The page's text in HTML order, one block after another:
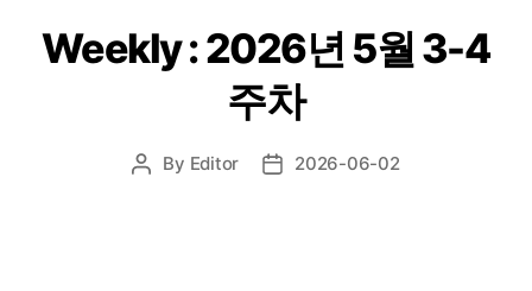
Weekly : 2026년 5월 3-4
주차
Post
By Editor
Post2026-06-02